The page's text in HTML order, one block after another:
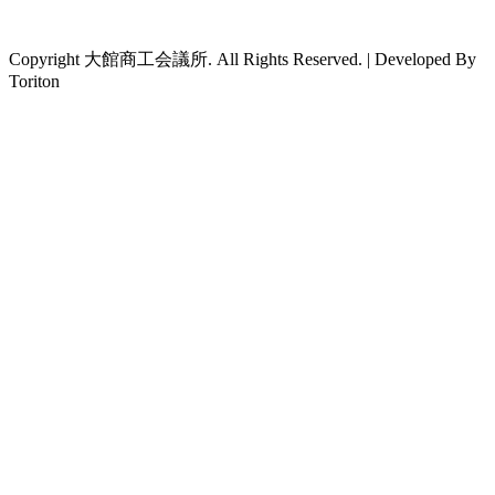
Copyright 大館商工会議所. All Rights Reserved. | Developed By
Toriton